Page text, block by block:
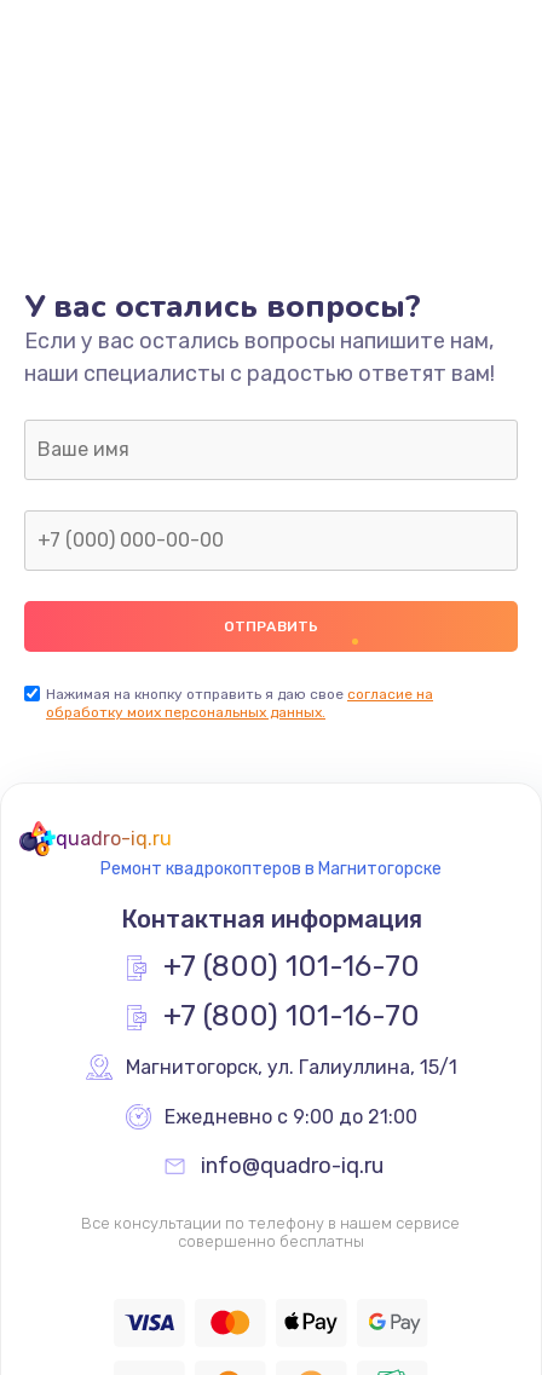
У вас остались вопросы?
Если у вас остались вопросы напишите нам,
наши специалисты с радостью ответят вам!
Нажимая на кнопку отправить я даю свое согласие на
обработку моих персональных данных.
quadro-iq.ru
Ремонт квадрокоптеров в Магнитогорске
Контактная информация
+7 (800) 101-16-70
+7 (800) 101-16-70
Магнитогорск, ул. Галиуллина, 15/1
Ежедневно с 9:00 до 21:00
info@quadro-iq.ru
Все консультации по телефону в нашем сервисе
совершенно бесплатны